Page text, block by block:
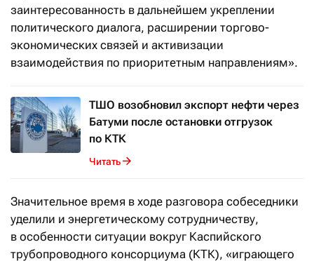
заинтересованность в дальнейшем укреплении
политического диалога, расширении торгово-
экономических связей и активизации
взаимодействия по приоритетным направлениям».
ТШО возобновил экспорт нефти через
Батуми после остановки отгрузок
по КТК
Читать
Значительное время в ходе разговора собеседники
уделили и энергетическому сотрудничеству,
в особенности ситуации вокруг Каспийского
трубопроводного консорциума (КТК), «играющего